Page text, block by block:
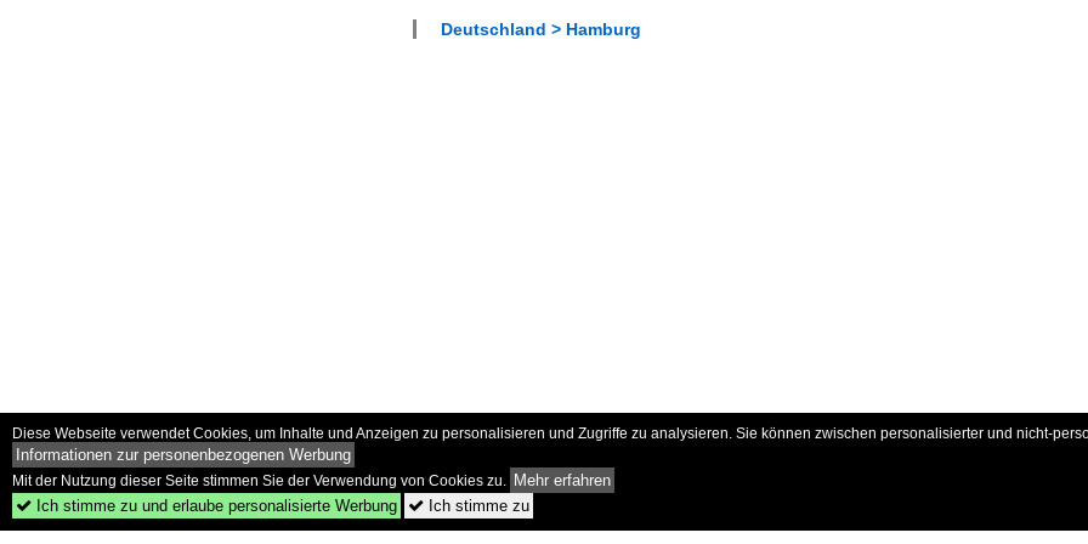
Deutschland > Hamburg
Diese Webseite verwendet Cookies, um Inhalte und Anzeigen zu personalisieren und Zugriffe zu analysieren. Sie können zwischen personalisierter und nicht-
Informationen zur personenbezogenen Werbung
Mit der Nutzung dieser Seite stimmen Sie der Verwendung von Cookies zu. Mehr erfahren
 Ich stimme zu und erlaube personalisierte Werbung  Ich stimme zu